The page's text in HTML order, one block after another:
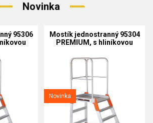
Novinka
95306
Mostík jednostranný 95304
PREMIUM, s hliníkovou
Novinka